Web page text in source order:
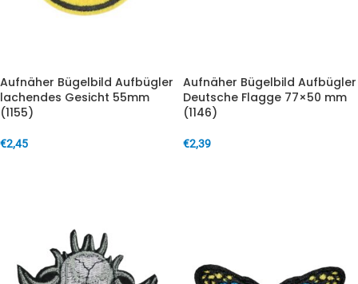
Aufnäher Bügelbild Aufbügler
lachendes Gesicht 55mm
(1155)
€2,45
Aufnäher Bügelbild Aufbügler
Deutsche Flagge 77×50 mm
(1146)
€2,39